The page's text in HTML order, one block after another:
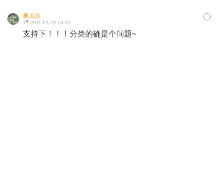
乘风浪
1# 2011-05-29 15:31
支持下！！！分类的确是个问题~